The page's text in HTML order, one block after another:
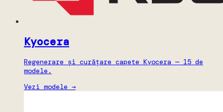
Kyocera
Regenerare și curățare capete Kyocera — 15 de
modele.
Vezi modele →